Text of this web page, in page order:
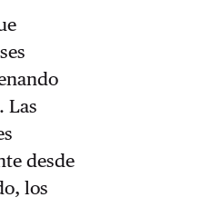
Las
desde
los